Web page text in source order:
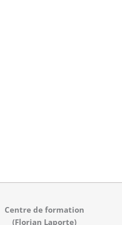
Centre de formation
(Florian Laporte)